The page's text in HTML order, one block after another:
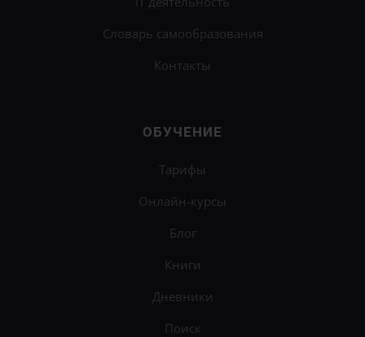
Словарь самообразования
Контакты
ОБУЧЕНИЕ
Тарифы
Онлайн-курсы
Блог
Книги
Дневники
Поиск